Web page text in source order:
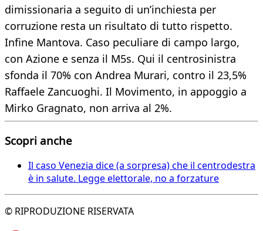
dimissionaria a seguito di un’inchiesta per
corruzione resta un risultato di tutto rispetto.
Infine Mantova. Caso peculiare di campo largo,
con Azione e senza il M5s. Qui il centrosinistra
sfonda il 70% con Andrea Murari, contro il 23,5%
Raffaele Zancuoghi. Il Movimento, in appoggio a
Mirko Gragnato, non arriva al 2%.
Scopri anche
Il caso Venezia dice (a sorpresa) che il centrodestra
è in salute. Legge elettorale, no a forzature
© RIPRODUZIONE RISERVATA